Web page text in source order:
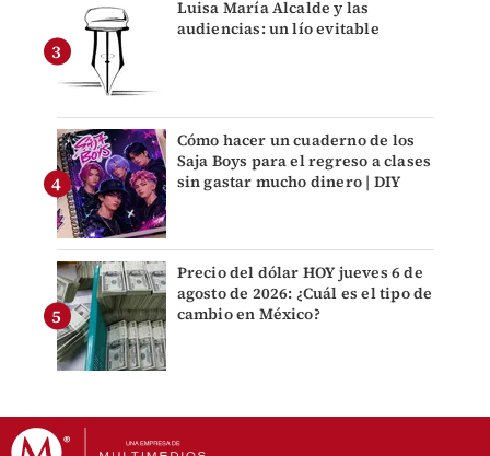
Luisa María Alcalde y las
audiencias: un lío evitable
Cómo hacer un cuaderno de los
Saja Boys para el regreso a clases
sin gastar mucho dinero | DIY
Precio del dólar HOY jueves 6 de
agosto de 2026: ¿Cuál es el tipo de
cambio en México?